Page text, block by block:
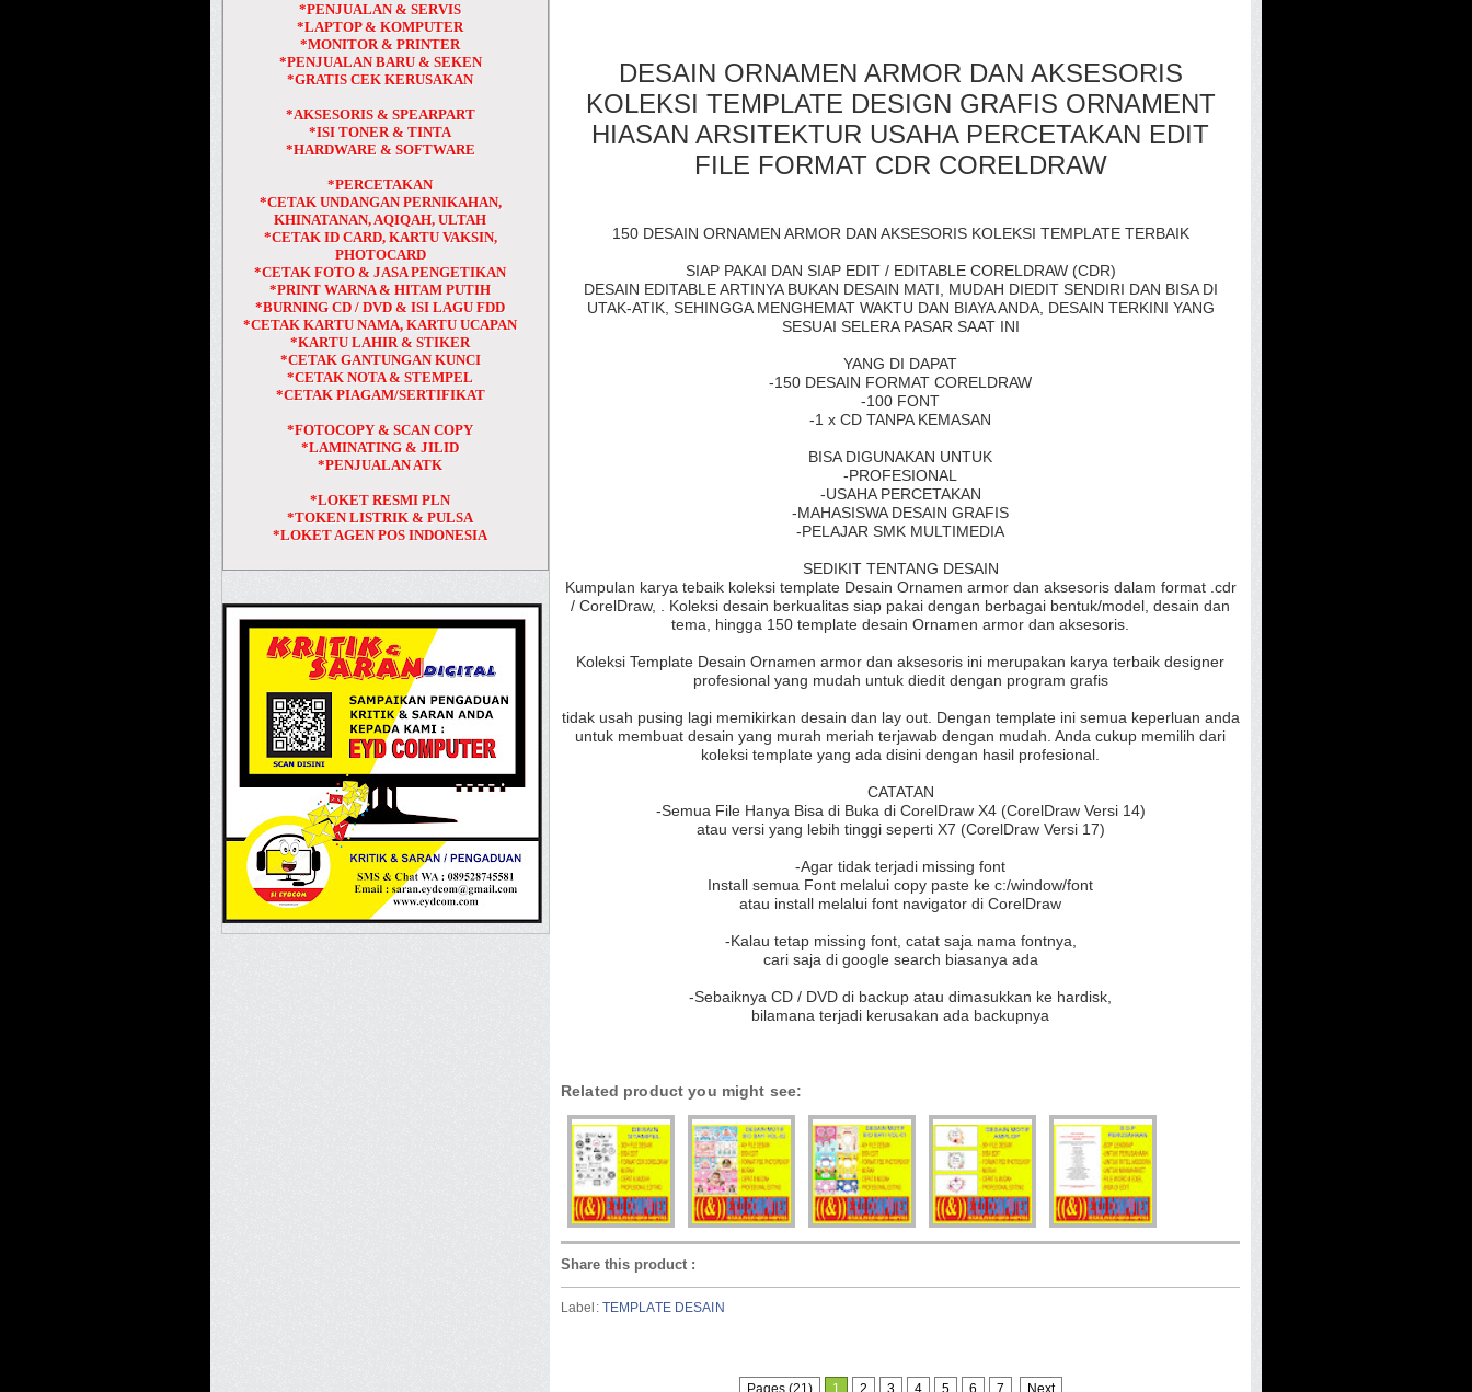
DESAIN ORNAMEN ARMOR DAN AKSESORIS
KOLEKSI TEMPLATE DESIGN GRAFIS ORNAMENT
HIASAN ARSITEKTUR USAHA PERCETAKAN EDIT
FILE FORMAT CDR CORELDRAW
150 DESAIN ORNAMEN ARMOR DAN AKSESORIS KOLEKSI TEMPLATE TERBAIK
SIAP PAKAI DAN SIAP EDIT / EDITABLE CORELDRAW (CDR)
DESAIN EDITABLE ARTINYA BUKAN DESAIN MATI, MUDAH DIEDIT SENDIRI DAN BISA DI
UTAK-ATIK, SEHINGGA MENGHEMAT WAKTU DAN BIAYA ANDA, DESAIN TERKINI YANG
SESUAI SELERA PASAR SAAT INI
YANG DI DAPAT
-150 DESAIN FORMAT CORELDRAW
-100 FONT
-1 x CD TANPA KEMASAN
BISA DIGUNAKAN UNTUK
-PROFESIONAL
-USAHA PERCETAKAN
-MAHASISWA DESAIN GRAFIS
-PELAJAR SMK MULTIMEDIA
SEDIKIT TENTANG DESAIN
Kumpulan karya tebaik koleksi template Desain Ornamen armor dan aksesoris dalam format .cdr
/ CorelDraw, . Koleksi desain berkualitas siap pakai dengan berbagai bentuk/model, desain dan
tema, hingga 150 template desain Ornamen armor dan aksesoris.
Koleksi Template Desain Ornamen armor dan aksesoris ini merupakan karya terbaik designer
profesional yang mudah untuk diedit dengan program grafis
tidak usah pusing lagi memikirkan desain dan lay out. Dengan template ini semua keperluan anda
untuk membuat desain yang murah meriah terjawab dengan mudah. Anda cukup memilih dari
koleksi template yang ada disini dengan hasil profesional.
CATATAN
-Semua File Hanya Bisa di Buka di CorelDraw X4 (CorelDraw Versi 14)
atau versi yang lebih tinggi seperti X7 (CorelDraw Versi 17)
-Agar tidak terjadi missing font
Install semua Font melalui copy paste ke c:/window/font
atau install melalui font navigator di CorelDraw
-Kalau tetap missing font, catat saja nama fontnya,
cari saja di google search biasanya ada
-Sebaiknya CD / DVD di backup atau dimasukkan ke hardisk,
bilamana terjadi kerusakan ada backupnya
Related product you might see:
Share this product :
Label: TEMPLATE DESAIN
Pages (21) 1 2 3 4 5 6 7 Next
*PENJUALAN & SERVIS
*LAPTOP & KOMPUTER
*MONITOR & PRINTER
*PENJUALAN BARU & SEKEN
*GRATIS CEK KERUSAKAN
*AKSESORIS & SPEARPART
*ISI TONER & TINTA
*HARDWARE & SOFTWARE
*PERCETAKAN
*CETAK UNDANGAN PERNIKAHAN,
KHINATANAN, AQIQAH, ULTAH
*CETAK ID CARD, KARTU VAKSIN,
PHOTOCARD
*CETAK FOTO & JASA PENGETIKAN
*PRINT WARNA & HITAM PUTIH
*BURNING CD / DVD & ISI LAGU FDD
*CETAK KARTU NAMA, KARTU UCAPAN
*KARTU LAHIR & STIKER
*CETAK GANTUNGAN KUNCI
*CETAK NOTA & STEMPEL
*CETAK PIAGAM/SERTIFIKAT
*FOTOCOPY & SCAN COPY
*LAMINATING & JILID
*PENJUALAN ATK
*LOKET RESMI PLN
*TOKEN LISTRIK & PULSA
*LOKET AGEN POS INDONESIA